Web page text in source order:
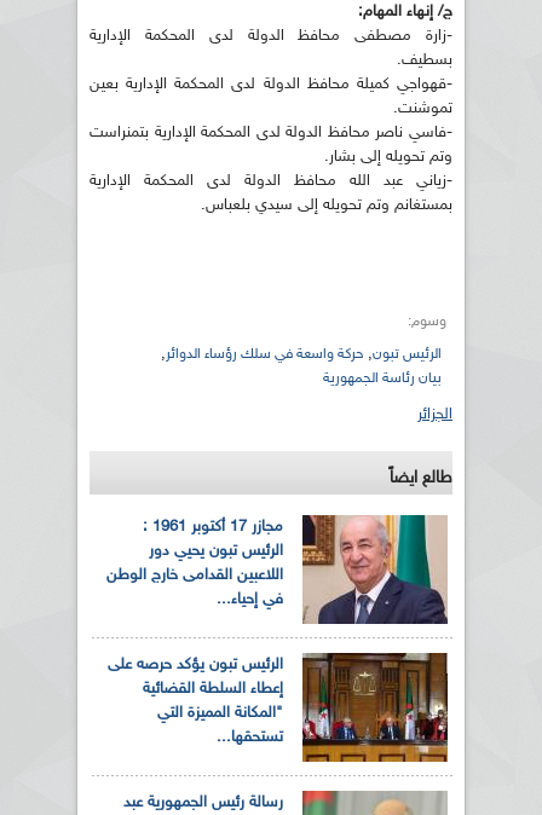
ج/ إنهاء المهام:
-زارة مصطفى محافظ الدولة لدى المحكمة الإدارية
بسطيف.
-قهواجي كميلة محافظ الدولة لدى المحكمة الإدارية بعين
تموشنت.
-فاسي ناصر محافظ الدولة لدى المحكمة الإدارية بتمنراست
وتم تحويله إلى بشار.
-زياني عبد الله محافظ الدولة لدى المحكمة الإدارية
بمستغانم وتم تحويله إلى سيدي بلعباس.
وسوم:
الرئيس تبون, حركة واسعة في سلك رؤساء الدوائر,
بيان رئاسة الجمهورية
الجزائر
طالع ايضاً
مجازر 17 أكتوبر 1961 :
الرئيس تبون يحيي دور
اللاعبين القدامى خارج الوطن
في إحياء...
الرئيس تبون يؤكد حرصه على
إعطاء السلطة القضائية
"المكانة المميزة التي
تستحقها...
رسالة رئيس الجمهورية عبد